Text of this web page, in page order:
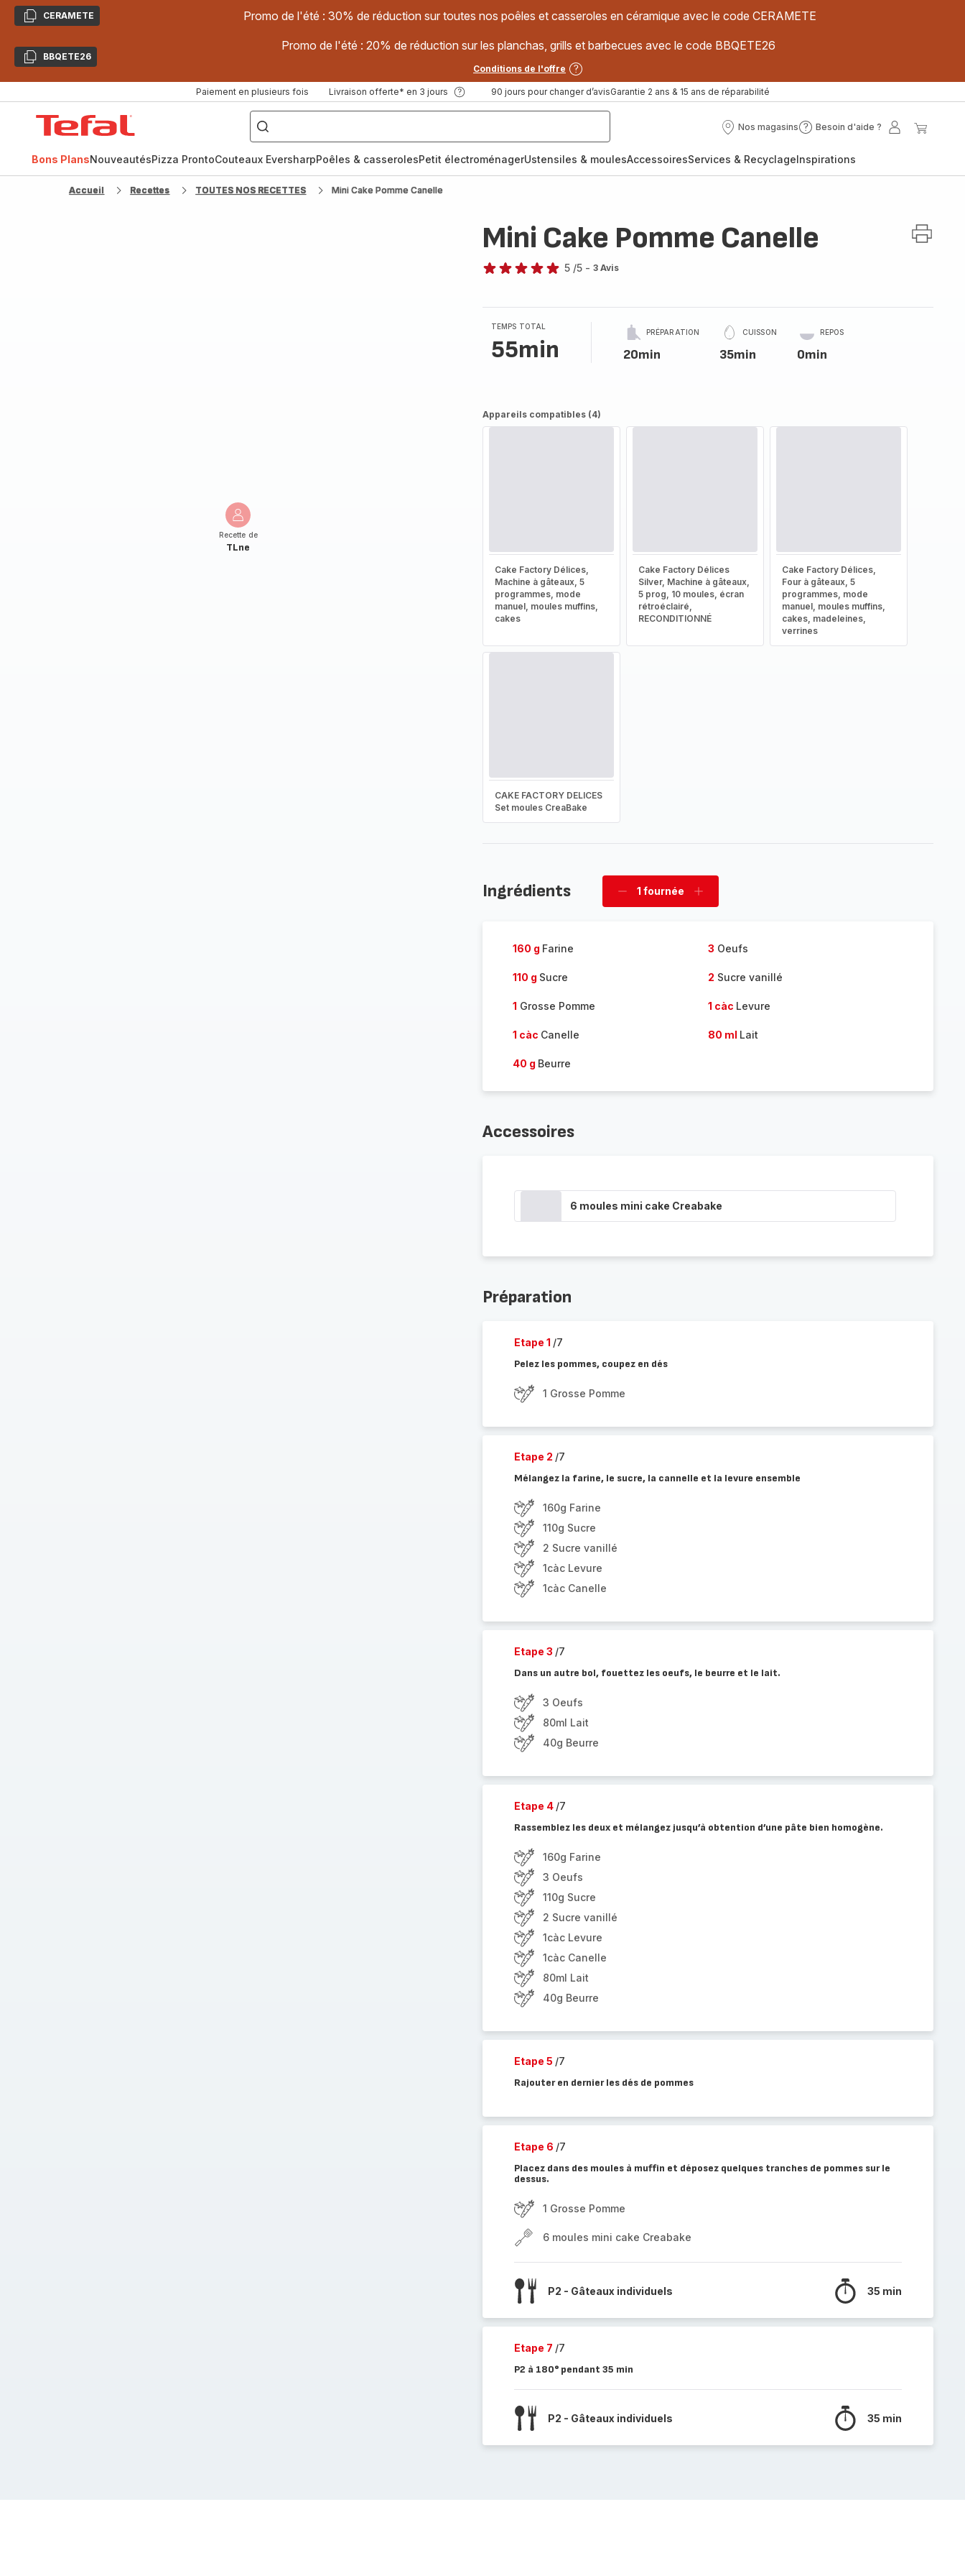
CopierCERAMETE Promo de l'été : 30% de réduction sur toutes nos poêles et casseroles en céramique avec le code CERAMETE
CopierBBQETE26
Promo de l'été : 20% de réduction sur les planchas, grills et barbecues avec le code BBQETE26
Conditions de l'offre
Paiement en plusieurs fois Livraison offerte* en 3 jours 90 jours pour changer d’avisGarantie 2 ans & 15 ans de réparabilité
["Poêles
inox,
Cake
Factory,
Nos magasins
Nos
Besoin d'aide ?
Besoin
?
Mon
Bons PlansNouveautésPizza ProntoCouteaux EversharpPoêles & casserolesPetit électroménagerUstensiles & moulesAccessoiresServices & RecyclageInspirations
Accueil Recettes TOUTES NOS RECETTES Mini Cake Pomme Canelle
Recette de
TLne
Mini Cake Pomme Canelle
étoiles
(moyenne)
5 /5 - 3 Avis
TEMPS TOTAL
55min
PRÉPARATION
20min
CUISSON
35min
REPOS
0min
Appareils compatibles (4)
Cake Factory Délices,
Machine à gâteaux, 5
programmes, mode
manuel, moules muffins,
cakes
Cake Factory Délices
Silver, Machine à gâteaux,
5 prog, 10 moules, écran
rétroéclairé,
RECONDITIONNÉ
Cake Factory Délices,
Four à gâteaux, 5
programmes, mode
manuel, moules muffins,
cakes, madeleines,
verrines
CAKE FACTORY DELICES
Set moules CreaBake
Ingrédients
Supprimer
1 fournée
Ajouter
160 g Farine 3 Oeufs
110 g Sucre 2 Sucre vanillé
1 Grosse Pomme 1 càc Levure
1 càc Canelle 80 ml Lait
40 g Beurre
Accessoires
6 moules mini cake Creabake
Préparation
Etape 1 /7
Pelez les pommes, coupez en dés
1 Grosse Pomme
Etape 2 /7
Mélangez la farine, le sucre, la cannelle et la levure ensemble
160g Farine
110g Sucre
2 Sucre vanillé
1càc Levure
1càc Canelle
Etape 3 /7
Dans un autre bol, fouettez les oeufs, le beurre et le lait.
3 Oeufs
80ml Lait
40g Beurre
Etape 4 /7
Rassemblez les deux et mélangez jusqu’à obtention d’une pâte bien homogène.
160g Farine
3 Oeufs
110g Sucre
2 Sucre vanillé
1càc Levure
1càc Canelle
80ml Lait
40g Beurre
Etape 5 /7
Rajouter en dernier les dés de pommes
Etape 6 /7
Placez dans des moules à muffin et déposez quelques tranches de pommes sur le
dessus.
1 Grosse Pomme
6 moules mini cake Creabake
P2 - Gâteaux individuels 35 min
Etape 7 /7
P2 à 180° pendant 35 min
P2 - Gâteaux individuels 35 min